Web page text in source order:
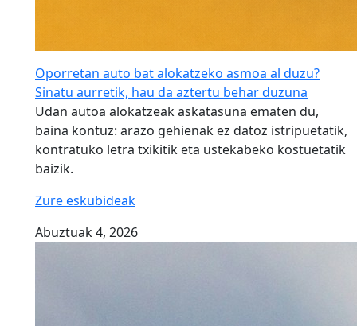
Oporretan auto bat alokatzeko asmoa al duzu?
Sinatu aurretik, hau da aztertu behar duzuna
Udan autoa alokatzeak askatasuna ematen du,
baina kontuz: arazo gehienak ez datoz istripuetatik,
kontratuko letra txikitik eta ustekabeko kostuetatik
baizik.
Zure eskubideak
Abuztuak 4, 2026